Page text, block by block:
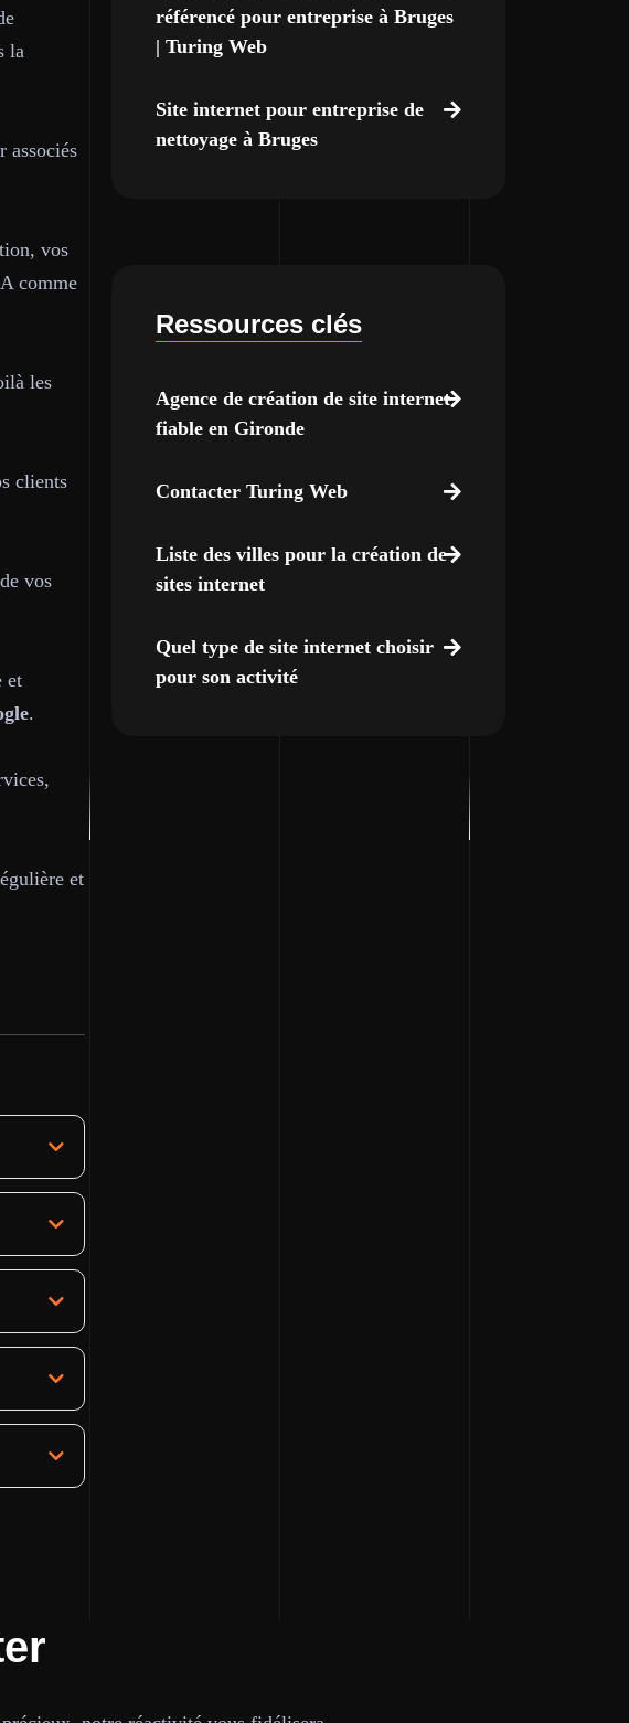
la
associés
vos
comme
les
clients
vos
et
.
et
référencé pour entreprise à Bruges
| Turing Web
Site internet pour entreprise de
nettoyage à Bruges
Ressources clés
Agence de création de site internet
fiable en Gironde
Contacter Turing Web
Liste des villes pour la création de
sites internet
Quel type de site internet choisir
pour son activité